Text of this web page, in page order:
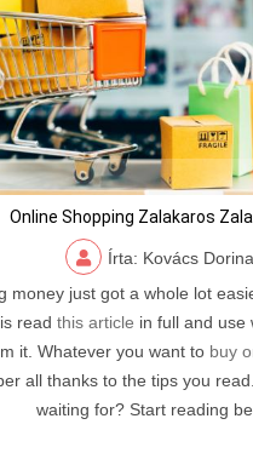
Online Shopping Zalakaros
Írta: Kovács Dorina
money just got a whole lot
read this article in full and use
it. Whatever you want to buy
all thanks to the tips you
waiting for? Start reading